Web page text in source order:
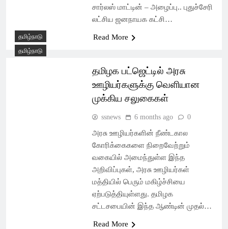
சார்லஸ் மாட்டின் – அழைப்பு.. புதுச்சேரி
லட்சிய ஜனநாயக கட்சி…
Read More
தமிழ்நாடு
தமிழ்நாடு
தமிழக பட்ஜெட்டில் அரசு
ஊழியர்களுக்கு வெளியான
முக்கிய சலுகைகள்
ssnews 6 months ago 0
அரசு ஊழியர்களின் நீண்டகால
கோரிக்கைகளை நிறைவேற்றும்
வகையில் அமைந்துள்ள இந்த
அறிவிப்புகள், அரசு ஊழியர்கள்
மத்தியில் பெரும் மகிழ்ச்சியை
ஏற்படுத்தியுள்ளது. தமிழக
சட்டசபையின் இந்த ஆண்டின் முதல்…
Read More